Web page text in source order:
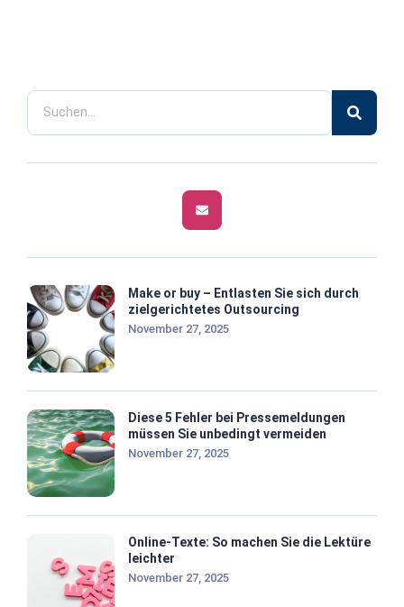
Make or buy – Entlasten Sie sich durch
zielgerichtetes Outsourcing
November 27, 2025
Diese 5 Fehler bei Pressemeldungen
müssen Sie unbedingt vermeiden
November 27, 2025
Online-Texte: So machen Sie die Lektüre
leichter
November 27, 2025